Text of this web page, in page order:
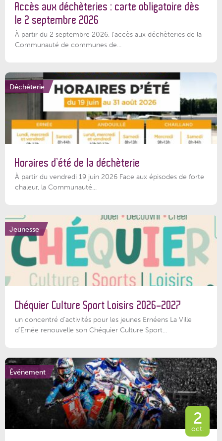
Accès aux déchèteries : carte obligatoire dès
le 2 septembre 2026
À partir du 2 septembre 2026, l’accès aux déchèteries de la
Communauté de communes de...
Déchèterie
Horaires d’été de la déchèterie
À partir du vendredi 19 juin 2026 Face aux épisodes de forte
chaleur, la Communauté...
Jeunesse
Chéquier Culture Sport Loisirs 2026-2027
un concentré d’activités pour les jeunes Ernéens La Ville
d’Ernée renouvelle son Chéquier Culture Sport...
Événement
2
oct.